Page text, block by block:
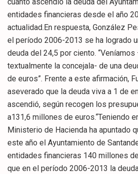
entidades financieras desde el año
actualidad.En respuesta, González
el período 2006-2013 se ha logrado
deuda del 24,5 por ciento. “Veníamos
textualmente la concejala- de una
de euros”. Frente a este afirmación,
aseverado que la deuda viva a 1 de
ascendió, según recogen los
a131,6 millones de euros.“Teniendo
Ministerio de Hacienda ha apuntado
este año el Ayuntamiento de
entidades financieras 140 millones
que en el período 2006-2013 la